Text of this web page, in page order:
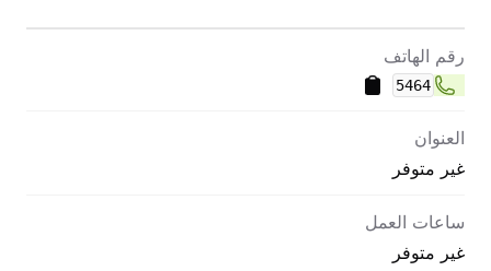
اتصل بنا
رقم الهاتف
5464
العنوان
غير متوفر
ساعات العمل
غير متوفر